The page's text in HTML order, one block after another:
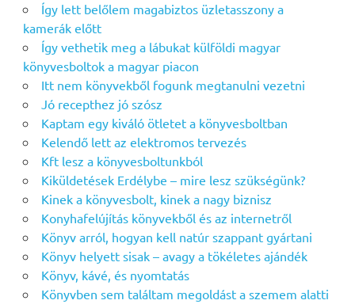
Így lett belőlem magabiztos üzletasszony a
kamerák előtt
Így vethetik meg a lábukat külföldi magyar
könyvesboltok a magyar piacon
Itt nem könyvekből fogunk megtanulni vezetni
Jó recepthez jó szósz
Kaptam egy kiváló ötletet a könyvesboltban
Kelendő lett az elektromos tervezés
Kft lesz a könyvesboltunkból
Kiküldetések Erdélybe – mire lesz szükségünk?
Kinek a könyvesbolt, kinek a nagy biznisz
Konyhafelújítás könyvekből és az internetről
Könyv arról, hogyan kell natúr szappant gyártani
Könyv helyett sisak – avagy a tökéletes ajándék
Könyv, kávé, és nyomtatás
Könyvben sem találtam megoldást a szemem alatti